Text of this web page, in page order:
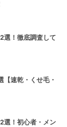
選！徹底調査して
【速乾・くせ毛・
選！初心者・メン